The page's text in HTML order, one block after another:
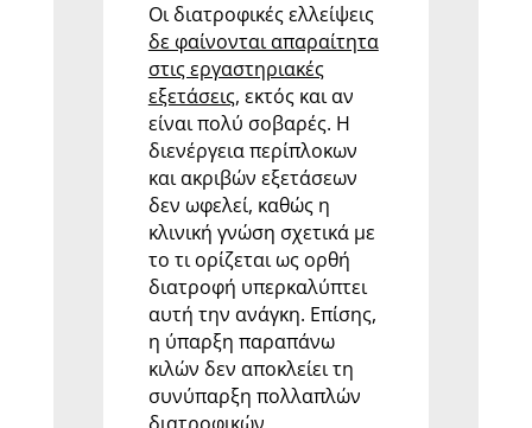
Οι διατροφικές ελλείψεις
δε φαίνονται απαραίτητα
στις εργαστηριακές
εξετάσεις, εκτός και αν
είναι πολύ σοβαρές. Η
διενέργεια περίπλοκων
και ακριβών εξετάσεων
δεν ωφελεί, καθώς η
κλινική γνώση σχετικά με
το τι ορίζεται ως ορθή
διατροφή υπερκαλύπτει
αυτή την ανάγκη. Επίσης,
η ύπαρξη παραπάνω
κιλών δεν αποκλείει τη
συνύπαρξη πολλαπλών